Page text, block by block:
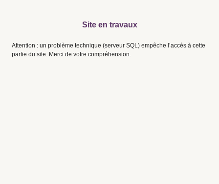
Site en travaux
Attention : un problème technique (serveur SQL) empêche l’accès à cette
partie du site. Merci de votre compréhension.